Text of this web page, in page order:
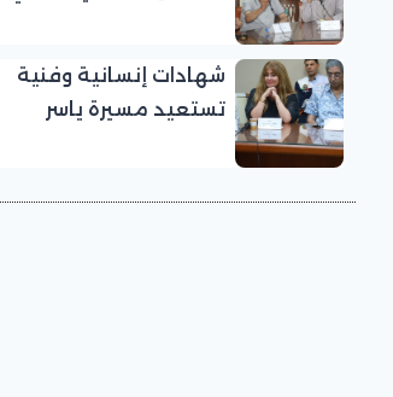
لرموز المسرح»
شهادات إنسانية وفنية
تستعيد مسيرة ياسر